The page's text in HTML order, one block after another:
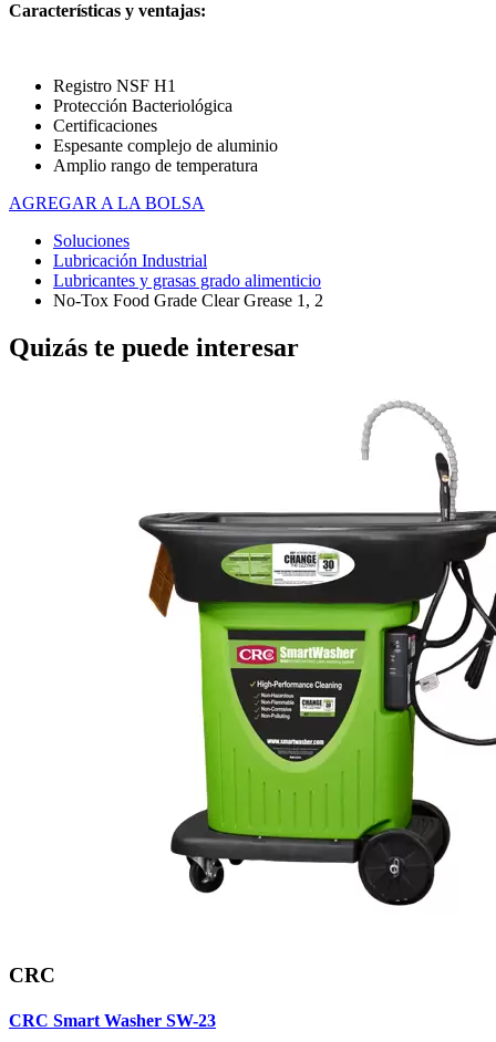
Características y ventajas:
Registro NSF H1
Protección Bacteriológica
Certificaciones
Espesante complejo de aluminio
Amplio rango de temperatura
AGREGAR A LA BOLSA
Soluciones
Lubricación Industrial
Lubricantes y grasas grado alimenticio
No-Tox Food Grade Clear Grease 1, 2
Quizás te puede interesar
CRC
CRC Smart Washer SW-23